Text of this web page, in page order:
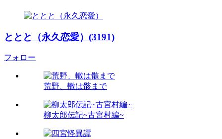
ととと（永久恋愛）(3191)
フォロー
荒野、轍は骸まで
柳太郎伝記~古宮村編~